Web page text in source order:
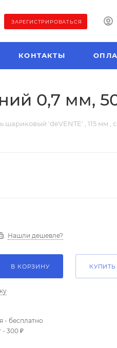
ЗАРЕГИСТРИРОВАТЬСЯ
КОНТАКТЫ
0,7 мм,
шариковый 'deVENTE' , 115 мм ,
Нашли дешевле?
В КОРЗИНУ КУПИТЬ
- бесплатно
- 300 ₽